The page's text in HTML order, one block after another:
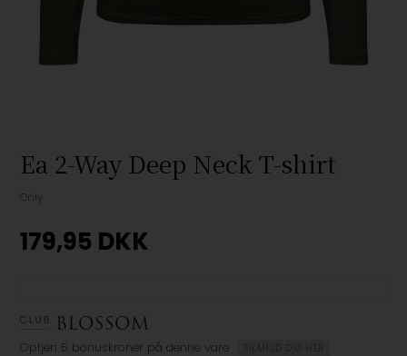
Ea 2-Way Deep Neck T-shirt
Only
179,95 DKK
Optjen 5 bonuskroner på denne vare TILMELD DIG HER